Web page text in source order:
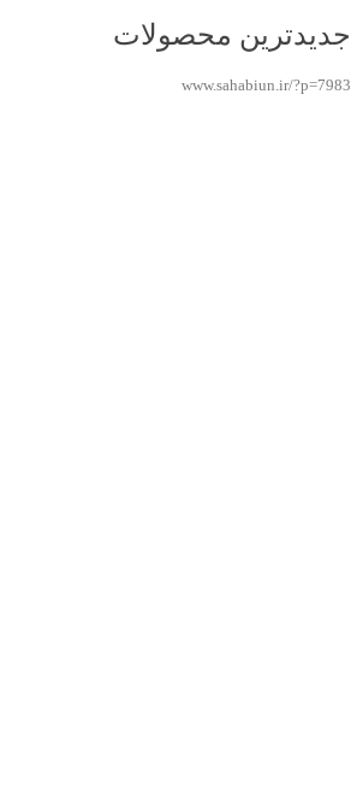
جدیدترین محصولات
www.sahabiun.ir/?p=7983